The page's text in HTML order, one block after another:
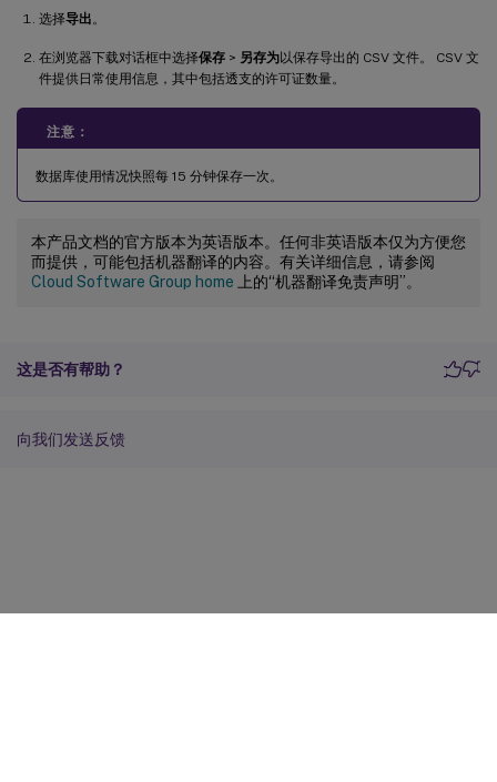
选择导出。
在浏览器下载对话框中选择保存 > 另存为以保存导出的 CSV 文件。 CSV 文
件提供日常使用信息，其中包括透支的许可证数量。
注意：
数据库使用情况快照每 15 分钟保存一次。
本产品文档的官方版本为英语版本。任何非英语版本仅为方便您
而提供，可能包括机器翻译的内容。有关详细信息，请参阅
Cloud Software Group home 上的“机器翻译免责声明”。
这是否有帮助？
向我们发送反馈